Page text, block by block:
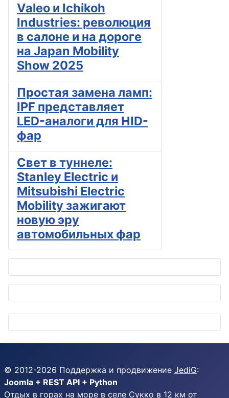
Valeo и Ichikoh
Industries: революция
в салоне и на дороге
на Japan Mobility
Show 2025
Простая замена ламп:
IPF представляет
LED-аналоги для HID-
фар
Свет в туннеле:
Stanley Electric и
Mitsubishi Electric
Mobility зажигают
новую эру
автомобильных фар
© 2012-2026 Поддержка и продвижение JediG:
Joomla + REST API + Python
Отдых в горах на море в селе Сукко в 12 км от